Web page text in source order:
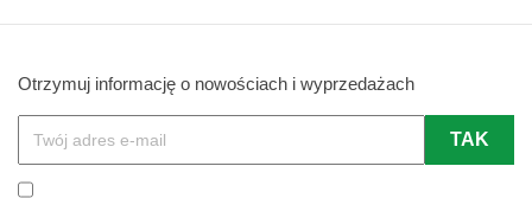
Otrzymuj informację o nowościach i wyprzedażach